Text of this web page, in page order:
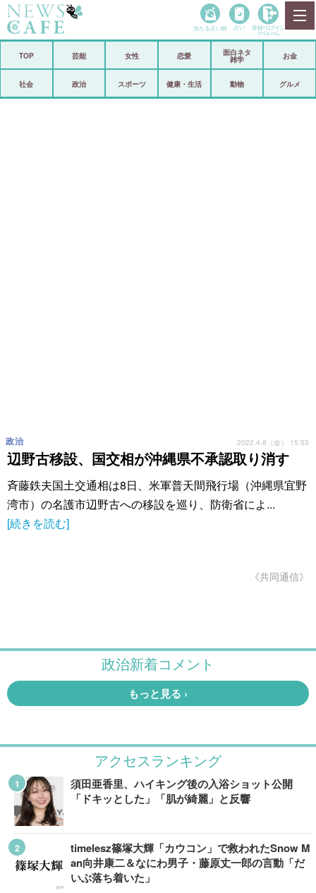
政治
当たる占い師 占い 登録• ログイン
マイルーム
TOP 芸能 女性 恋愛
面白ネタ
雑学
お金
社会 政治 スポーツ 健康・生活 動物 グルメ
辺野古移設、国交相が沖縄県不承認取り消す
政治 2022.4.8（金） 15:53
斉藤鉄夫国土交通相は8日、米軍普天間飛行場（沖縄県宜野
湾市）の名護市辺野古への移設を巡り、防衛省によ...
[続きを読む]
《共同通信》
アクセスランキング
須田亜香里、ハイキング後の入浴ショット公開
「ドキッとした」「肌が綺麗」と反響
timelesz篠塚大輝「カウコン」で救われたSnow M
an向井康二＆なにわ男子・藤原丈一郎の言動「だ
いぶ落ち着いた」